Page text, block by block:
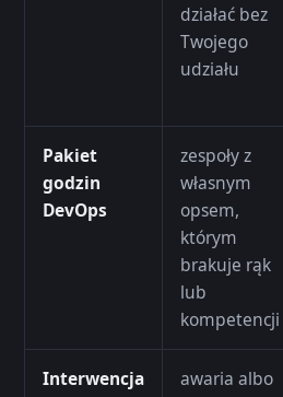
działać bez
Twojego
udziału
Pakiet
godzin
DevOps
zespoły z
własnym
opsem,
którym
brakuje rąk
lub
kompetencji
Interwencja
awaria albo